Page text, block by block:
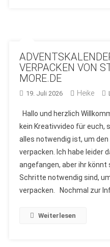
VERPACKEN VON
MORE.DE
19. Juli 2026 Heike
Hallo und herzlich
kein Kreativvideo für euch,
alles notwendig ist, um
verpacken. Ich habe leider
angefangen, aber ihr könnt
Schritte notwendig sind,
verpacken. Nochmal zur
Weiterlesen